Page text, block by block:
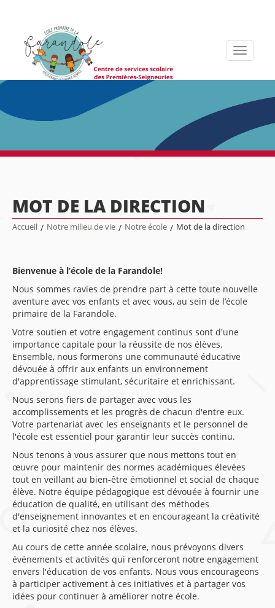
Toggle
MOT DE LA DIRECTION
Accueil / Notre milieu de vie / Notre école / Mot de la direction
Bienvenue à l’école de la Farandole!
Nous sommes ravies de prendre part à cette toute nouvelle
aventure avec vos enfants et avec vous, au sein de l’école
primaire de la Farandole.
Votre soutien et votre engagement continus sont d'une
importance capitale pour la réussite de nos élèves.
Ensemble, nous formerons une communauté éducative
dévouée à offrir aux enfants un environnement
d'apprentissage stimulant, sécuritaire et enrichissant.
Nous serons fiers de partager avec vous les
accomplissements et les progrès de chacun d'entre eux.
Votre partenariat avec les enseignants et le personnel de
l'école est essentiel pour garantir leur succès continu.
Nous tenons à vous assurer que nous mettons tout en
œuvre pour maintenir des normes académiques élevées
tout en veillant au bien-être émotionnel et social de chaque
élève. Notre équipe pédagogique est dévouée à fournir une
éducation de qualité, en utilisant des méthodes
d'enseignement innovantes et en encourageant la créativité
et la curiosité chez nos élèves.
Au cours de cette année scolaire, nous prévoyons divers
événements et activités qui renforceront notre engagement
envers l'éducation de vos enfants. Nous vous encourageons
à participer activement à ces initiatives et à partager vos
idées pour continuer à améliorer notre école.